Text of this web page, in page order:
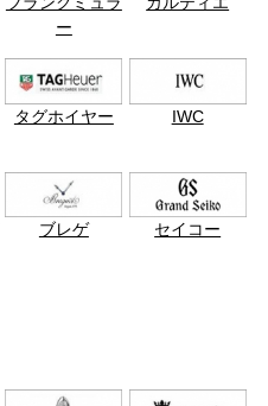
ー
タグホイヤー IWC
ブレゲ セイコー